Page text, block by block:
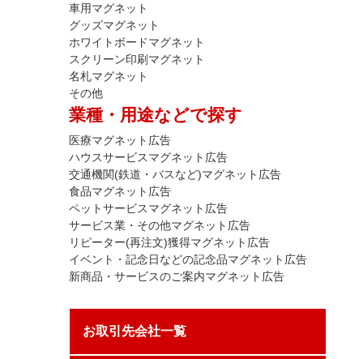
車用マグネット
グッズマグネット
ホワイトボードマグネット
スクリーン印刷マグネット
名札マグネット
その他
業種・用途などで探す
医療マグネット広告
ハウスサービスマグネット広告
交通機関(鉄道・バスなど)マグネット広告
食品マグネット広告
ペットサービスマグネット広告
サービス業・その他マグネット広告
リピーター(再注文)獲得マグネット広告
イベント・記念日などの記念品マグネット広告
新商品・サービスのご案内マグネット広告
お取引先会社一覧